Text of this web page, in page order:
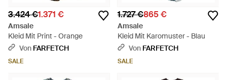
3.424 €1.371 €
Amsale
Kleid Mit Print - Orange
Von FARFETCH
SALE
1.727 €865 €
Amsale
Kleid Mit Karomuster - Blau
Von FARFETCH
SALE